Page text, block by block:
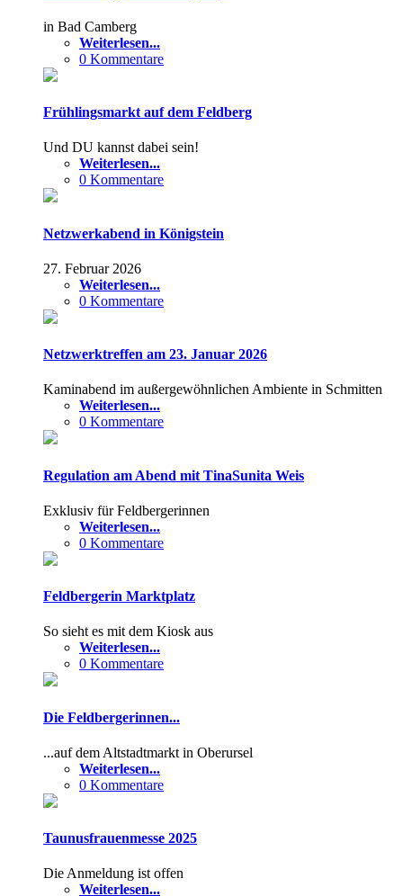
in Bad Camberg
Weiterlesen...
0 Kommentare
Frühlingsmarkt auf dem Feldberg
Und DU kannst dabei sein!
Weiterlesen...
0 Kommentare
Netzwerkabend in Königstein
27. Februar 2026
Weiterlesen...
0 Kommentare
Netzwerktreffen am 23. Januar 2026
Kaminabend im außergewöhnlichen Ambiente in Schmitten
Weiterlesen...
0 Kommentare
Regulation am Abend mit TinaSunita Weis
Exklusiv für Feldbergerinnen
Weiterlesen...
0 Kommentare
Feldbergerin Marktplatz
So sieht es mit dem Kiosk aus
Weiterlesen...
0 Kommentare
Die Feldbergerinnen...
...auf dem Altstadtmarkt in Oberursel
Weiterlesen...
0 Kommentare
Taunusfrauenmesse 2025
Die Anmeldung ist offen
Weiterlesen...